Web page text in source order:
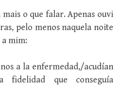
o que falar. Apenas ouvi
pelo menos naquela noite
mim:
a la enfermedad,/acudían
fidelidad que conseguía